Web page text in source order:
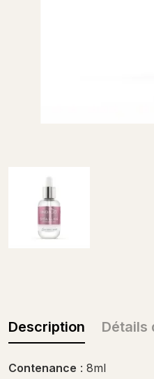
Description Détails
Contenance : 8ml